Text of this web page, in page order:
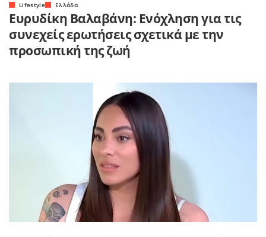
Lifestyle Ελλάδα
Ευρυδίκη Βαλαβάνη: Ενόχληση για τις
συνεχείς ερωτήσεις σχετικά με την
προσωπική της ζωή